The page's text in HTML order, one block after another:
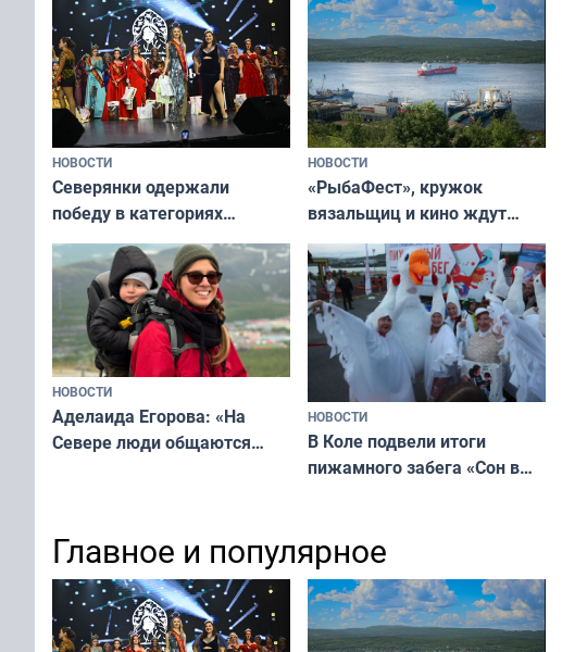
НОВОСТИ
Северянки одержали
победу в категориях
всероссийского конкурса
«Мисс и Миссис Великая
Русь»
НОВОСТИ
«РыбаФест», кружок
вязальщиц и кино ждут
мурманчан в эти выходные
НОВОСТИ
Аделаида Егорова: «На
Севере люди общаются
НОВОСТИ
В Коле подвели итоги
пижамного забега «Сон в
Главное и популярное